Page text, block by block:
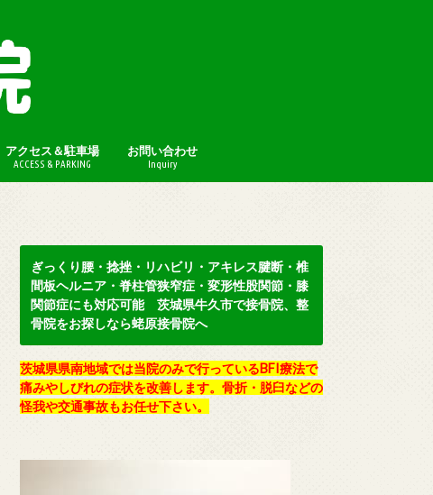
アクセス＆駐車場
ACCESS & PARKING
お問い合わせ
Inquiry
ぎっくり腰・捻挫・リハビリ・アキレス腱断・椎
間板ヘルニア・脊柱管狭窄症・変形性股関節・膝
関節症にも対応可能 茨城県牛久市で接骨院、整
骨院をお探しなら蛯原接骨院へ
茨城県県南地域では当院のみで行っているBFI療法で
痛みやしびれの症状を改善します。骨折・脱臼などの
怪我や交通事故もお任せ下さい。